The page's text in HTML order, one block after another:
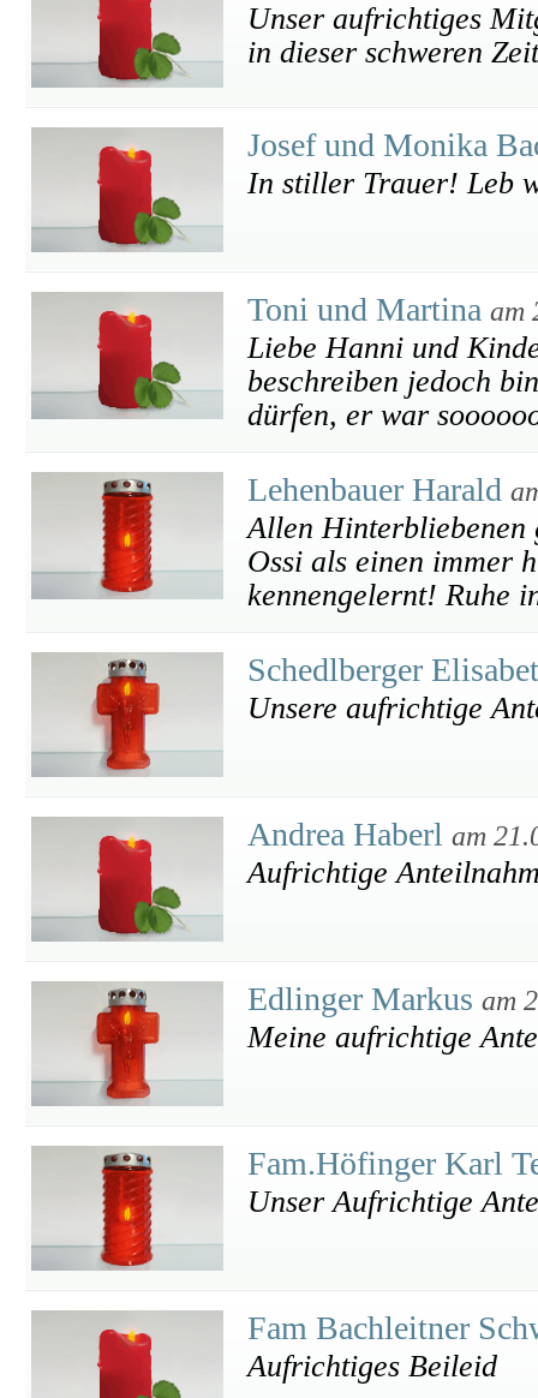
Unser aufrichtiges
in dieser schweren
Josef und Monika
In stiller Trauer! Leb
Toni und Martina am
Liebe Hanni und
beschreiben jedoch
dürfen, er war
Lehenbauer Harald
Allen
Ossi als einen immer
kennengelernt! Ruhe
Schedlberger
Unsere aufrichtige
Andrea Haberl am
Aufrichtige
Edlinger Markus am
Meine aufrichtige
Fam.Höfinger Karl
Unser Aufrichtige
Fam Bachleitner
Aufrichtiges Beileid